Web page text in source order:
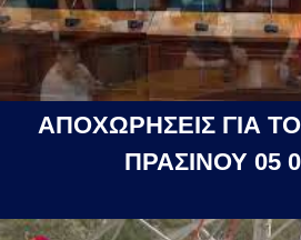
ΑΠΟΧΩΡΗΣΕΙΣ ΓΙΑ
ΠΡΑΣΙΝΟΥ 05